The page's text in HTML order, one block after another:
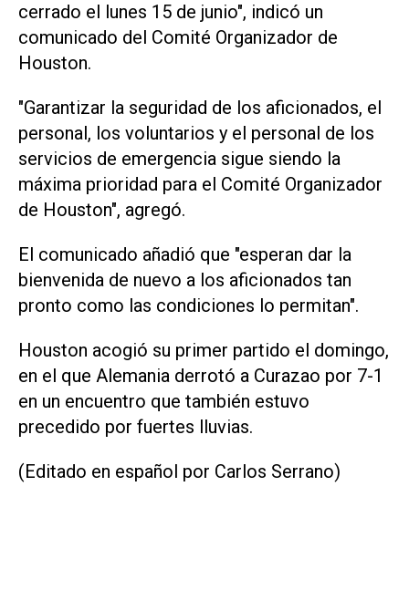
cerrado el ⁠lunes 15 de junio", indicó un
comunicado del Comité Organizador de
Houston.
"Garantizar la seguridad de los aficionados, el
personal, los voluntarios y el personal de los
servicios de ‌emergencia sigue siendo la
máxima prioridad para el Comité Organizador
de Houston", agregó.
El comunicado añadió que "esperan dar la
bienvenida de nuevo a los ‌aficionados tan
pronto como las condiciones lo permitan".
Houston acogió su primer ‌partido el ⁠domingo,
en el que Alemania derrotó a Curazao ​por 7-1
en un encuentro que también estuvo
precedido por fuertes lluvias.
(Editado en español por Carlos Serrano)